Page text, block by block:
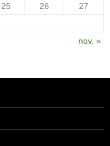
25 26
27
nov. »